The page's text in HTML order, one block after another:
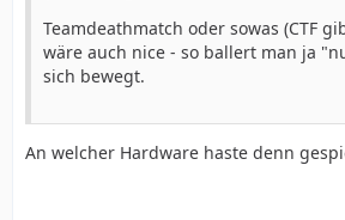
Teamdeathmatch oder sowas (CTF
wäre auch nice - so ballert man ja
sich bewegt.
An welcher Hardware haste denn